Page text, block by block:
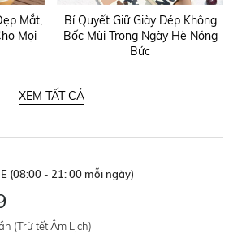
Mắt,
Mọi
Bí Quyết Giữ Giày Dép Không
Bốc Mùi Trong Ngày Hè Nóng
Bức
XEM TẤT CẢ
(08:00 - 21: 00 mỗi ngày)
(Trừ tết Âm Lịch)